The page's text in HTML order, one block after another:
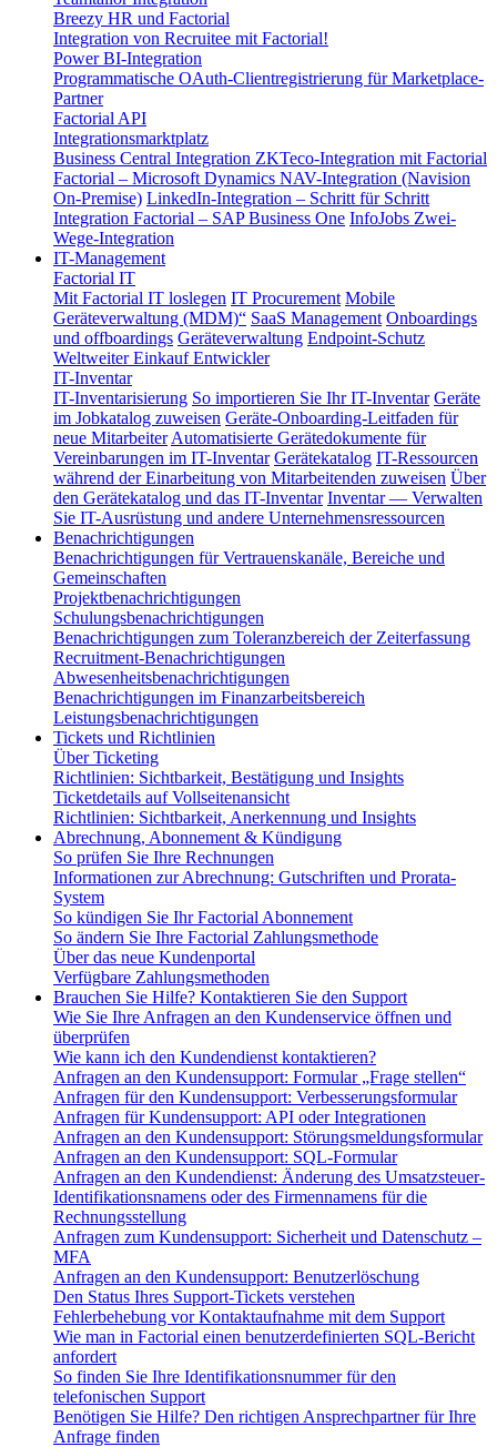
Breezy HR und Factorial
Integration von Recruitee mit Factorial!
Power BI-Integration
Programmatische OAuth-Clientregistrierung für Marketplace-
Partner
Factorial API
Integrationsmarktplatz
Business Central Integration ZKTeco-Integration mit Factorial
Factorial – Microsoft Dynamics NAV-Integration (Navision
On-Premise) LinkedIn-Integration – Schritt für Schritt
Integration Factorial – SAP Business One InfoJobs Zwei-
Wege-Integration
IT-Management
Factorial IT
Mit Factorial IT loslegen IT Procurement Mobile
Geräteverwaltung (MDM)“ SaaS Management Onboardings
und offboardings Geräteverwaltung Endpoint-Schutz
Weltweiter EinkaufEntwickler
IT-Inventar
IT-Inventarisierung So importieren Sie Ihr IT-Inventar Geräte
im Jobkatalog zuweisen Geräte-Onboarding-Leitfaden für
neue Mitarbeiter Automatisierte Gerätedokumente für
Vereinbarungen im IT-Inventar Gerätekatalog IT-Ressourcen
während der Einarbeitung von Mitarbeitenden zuweisen Über
den Gerätekatalog und das IT-Inventar Inventar — Verwalten
Sie IT-Ausrüstung und andere Unternehmensressourcen
Benachrichtigungen
Benachrichtigungen für Vertrauenskanäle, Bereiche und
Gemeinschaften
Projektbenachrichtigungen
Schulungsbenachrichtigungen
Benachrichtigungen zum Toleranzbereich der Zeiterfassung
Recruitment-Benachrichtigungen
Abwesenheitsbenachrichtigungen
Benachrichtigungen im Finanzarbeitsbereich
Leistungsbenachrichtigungen
Tickets und Richtlinien
Über Ticketing
Richtlinien: Sichtbarkeit, Bestätigung und Insights
Ticketdetails auf Vollseitenansicht
Richtlinien: Sichtbarkeit, Anerkennung und Insights
Abrechnung, Abonnement & Kündigung
So prüfen Sie Ihre Rechnungen
Informationen zur Abrechnung: Gutschriften und Prorata-
System
So kündigen Sie Ihr Factorial Abonnement
So ändern Sie Ihre Factorial Zahlungsmethode
Über das neue Kundenportal
Verfügbare Zahlungsmethoden
Brauchen Sie Hilfe? Kontaktieren Sie den Support
Wie Sie Ihre Anfragen an den Kundenservice öffnen und
überprüfen
Wie kann ich den Kundendienst kontaktieren?
Anfragen an den Kundensupport: Formular „Frage stellen“
Anfragen für den Kundensupport: Verbesserungsformular
Anfragen für Kundensupport: API oder Integrationen
Anfragen an den Kundensupport: Störungsmeldungsformular
Anfragen an den Kundensupport: SQL-Formular
Anfragen an den Kundendienst: Änderung des Umsatzsteuer-
Identifikationsnamens oder des Firmennamens für die
Rechnungsstellung
Anfragen zum Kundensupport: Sicherheit und Datenschutz –
MFA
Anfragen an den Kundensupport: Benutzerlöschung
Den Status Ihres Support-Tickets verstehen
Fehlerbehebung vor Kontaktaufnahme mit dem Support
Wie man in Factorial einen benutzerdefinierten SQL-Bericht
anfordert
So finden Sie Ihre Identifikationsnummer für den
telefonischen Support
Benötigen Sie Hilfe? Den richtigen Ansprechpartner für Ihre
Anfrage finden